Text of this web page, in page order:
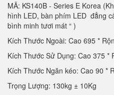
MÃ: KS140B - Series E Korea
hình LED, bàn phím LED đẳng
bình minh tươi mát “ )
Kích Thước Ngoài: Cao 695 *
Kích Thước Sử Dụng: Cao 375 *
Kích Thước Ngăn kéo: Cao 90 *
Trọng Lượng: 130kg ± 10Kg